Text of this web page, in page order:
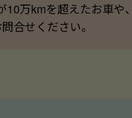
10万kmを超えたお車や
合せください。